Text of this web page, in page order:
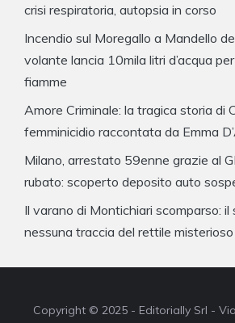
crisi respiratoria, autopsia in corso
Incendio sul Moregallo a Mandello
volante lancia 10mila litri d’acqua
fiamme
Amore Criminale: la tragica storia di
femminicidio raccontata da Emma
Milano, arrestato 59enne grazie al
rubato: scoperto deposito auto
Il varano di Montichiari scomparso: il
nessuna traccia del rettile misterioso
Copyright © 2025 - Editorially Srl -